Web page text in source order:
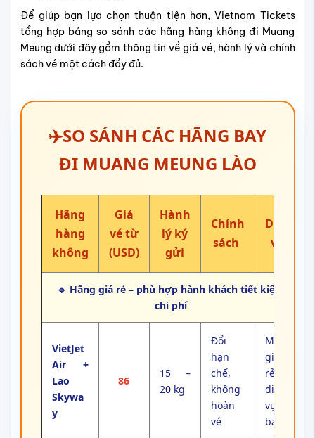
Để giúp bạn lựa chọn thuận tiện hơn, Vietnam Tickets
tổng hợp bảng so sánh các hãng hàng không đi Muang
Meung dưới đây gồm thông tin về giá vé, hành lý và chính
sách vé một cách đầy đủ.
✈️SO SÁNH CÁC HÃNG BAY
ĐI MUANG MEUNG LÀO
Hãng
hàng
không
Giá
vé từ
(USD)
Hành
lý ký
gửi
Chính
sách
Dịch
vụ
🔹 Hãng giá rẻ – phù hợp hành khách tiết kiệm
chi phí
VietJet
Air +
Lao
Skywa
y
86
15 –
20 kg
Đổi
hạn
chế,
không
hoàn
vé
Mức
giá
rẻ,
dịch
vụ cơ
bản